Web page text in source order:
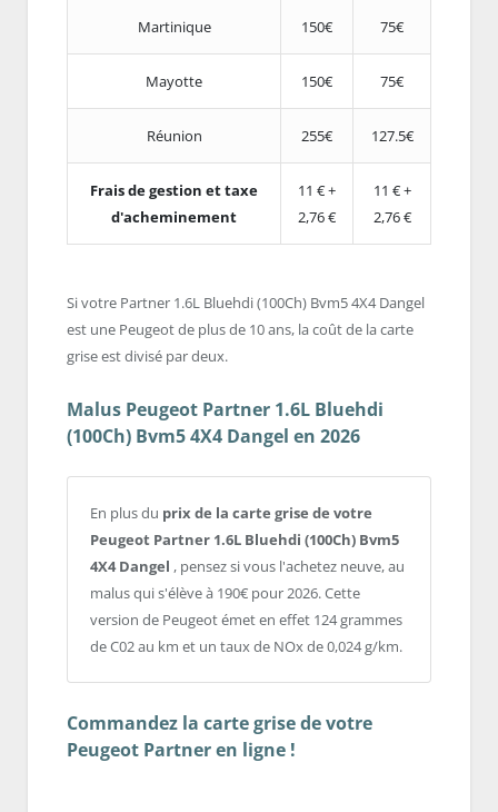
Martinique 150€ 75€
Mayotte 150€ 75€
Réunion 255€ 127.5€
Frais de gestion et taxe
d'acheminement
11 € +
2,76 €
11 € +
2,76 €
Si votre Partner 1.6L Bluehdi (100Ch) Bvm5 4X4 Dangel
est une Peugeot de plus de 10 ans, la coût de la carte
grise est divisé par deux.
Malus Peugeot Partner 1.6L Bluehdi
(100Ch) Bvm5 4X4 Dangel en 2026
En plus du prix de la carte grise de votre
Peugeot Partner 1.6L Bluehdi (100Ch) Bvm5
4X4 Dangel , pensez si vous l'achetez neuve, au
malus qui s'élève à 190€ pour 2026. Cette
version de Peugeot émet en effet 124 grammes
de C02 au km et un taux de NOx de 0,024 g/km.
Commandez la carte grise de votre
Peugeot Partner en ligne !